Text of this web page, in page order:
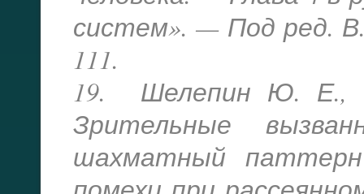
систем». — Под ред.
111.
19. Шелепин Ю. Е.,
Зрительные
шахматный